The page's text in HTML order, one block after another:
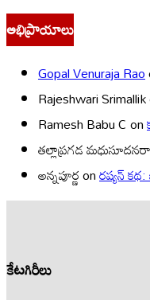
అభిప్రాయాలు
Gopal Venuraja Rao
Rajeshwari Srimallik
Ramesh Babu Con
తల్లాప్రగడ
అన్నపూర్ణonరష్యన్
కేటగిరీలు